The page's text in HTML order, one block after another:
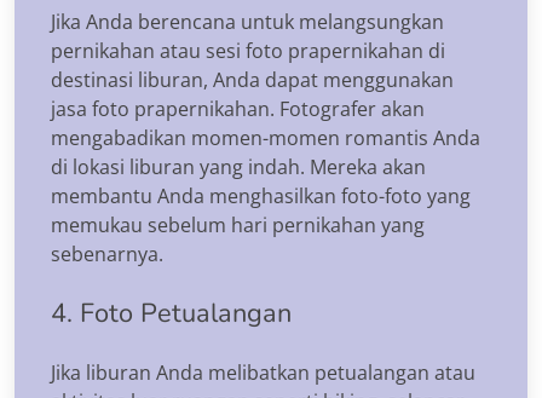
Jika Anda berencana untuk melangsungkan
pernikahan atau sesi foto prapernikahan di
destinasi liburan, Anda dapat menggunakan
jasa foto prapernikahan. Fotografer akan
mengabadikan momen-momen romantis Anda
di lokasi liburan yang indah. Mereka akan
membantu Anda menghasilkan foto-foto yang
memukau sebelum hari pernikahan yang
sebenarnya.
4. Foto Petualangan
Jika liburan Anda melibatkan petualangan atau